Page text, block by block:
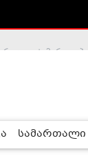
პარტნიორობა
სამართალი